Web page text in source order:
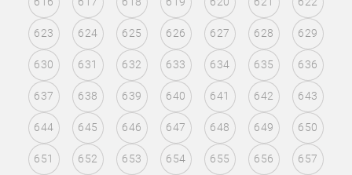
623 624 625 626 627 628 629
630 631 632 633 634 635 636
637 638 639 640 641 642 643
644 645 646 647 648 649 650
651 652 653 654 655 656 657